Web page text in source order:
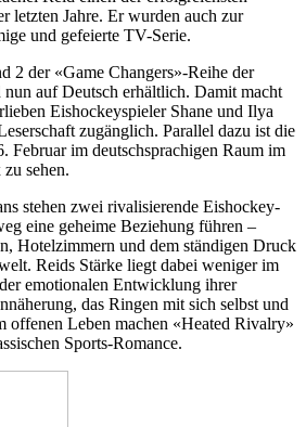
letzten Jahre. Er wurden auch zur
und gefeierte TV-Serie.
2 der «Game Changers»-Reihe der
auf Deutsch erhältlich. Damit macht
Eishockeyspieler Shane und Ilya
zugänglich. Parallel dazu ist die
Februar im deutschsprachigen Raum im
sehen.
stehen zwei rivalisierende Eishockey-
eine geheime Beziehung führen –
Hotelzimmern und dem ständigen Druck
Reids Stärke liegt dabei weniger im
emotionalen Entwicklung ihrer
das Ringen mit sich selbst und
offenen Leben machen «Heated Rivalry»
Sports-Romance.